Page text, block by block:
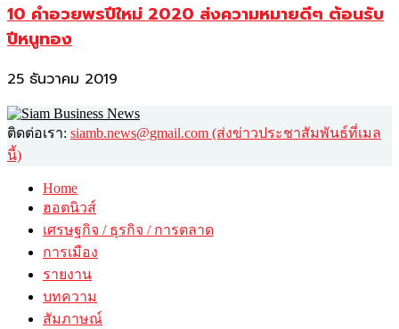
10 คำอวยพรปีใหม่ 2020 ส่งความหมายดีๆ ต้อนรับ
ปีหนูทอง
25 ธันวาคม 2019
ติดต่อเรา: siamb.news@gmail.com (ส่งข่าวประชาสัมพันธ์ที่เมล
นี้)
Home
ฮอตนิวส์
เศรษฐกิจ / ธุรกิจ / การตลาด
การเมือง
รายงาน
บทความ
สัมภาษณ์